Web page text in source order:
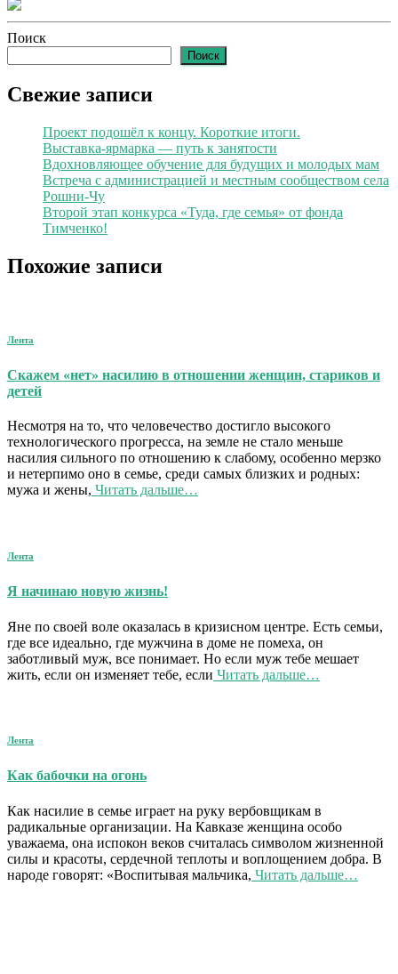
Поиск
Поиск
Свежие записи
Проект подошёл к концу. Короткие итоги.
Выставка-ярмарка — путь к занятости
Вдохновляющее обучение для будущих и молодых мам
Встреча с администрацией и местным сообществом села
Рошни-Чу
Второй этап конкурса «Туда, где семья» от фонда
Тимченко!
Похожие записи
Лента
Скажем «нет» насилию в отношении женщин, стариков и
детей
Несмотря на то, что человечество достигло высокого
технологического прогресса, на земле не стало меньше
насилия сильного по отношению к слабому, особенно мерзко
и нетерпимо оно в семье, среди самых близких и родных:
мужа и жены, Читать дальше…
Лента
Я начинаю новую жизнь!
Яне по своей воле оказалась в кризисном центре. Есть семьи,
где все идеально, где мужчина в доме не помеха, он
заботливый муж, все понимает. Но если муж тебе мешает
жить, если он изменяет тебе, если Читать дальше…
Лента
Как бабочки на огонь
Как насилие в семье играет на руку вербовщикам в
радикальные организации. На Кавказе женщина особо
уважаема, она испокон веков считалась символом жизненной
силы и красоты, сердечной теплоты и воплощением добра. В
народе говорят: «Воспитывая мальчика, Читать дальше…